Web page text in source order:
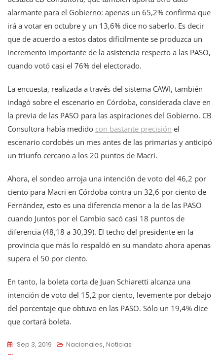
alarmante para el Gobierno: apenas un 65,2% confirma que
irá a votar en octubre y un 13,6% dice no saberlo. Es decir
que de acuerdo a estos datos difícilmente se produzca un
incremento importante de la asistencia respecto a las PASO,
cuando votó casi el 76% del electorado.
La encuesta, realizada a través del sistema CAWI, también
indagó sobre el escenario en Córdoba, considerada clave en
la previa de las PASO para las aspiraciones del Gobierno. CB
Consultora había medido con bastante precisión el
escenario cordobés un mes antes de las primarias y anticipó
un triunfo cercano a los 20 puntos de Macri.
Ahora, el sondeo arroja una intención de voto del 46,2 por
ciento para Macri en Córdoba contra un 32,6 por ciento de
Fernández, esto es una diferencia menor a la de las PASO
cuando Juntos por el Cambio sacó casi 18 puntos de
diferencia (48,18 a 30,39). El techo del presidente en la
provincia que más lo respaldó en su mandato ahora apenas
supera el 50 por ciento.
En tanto, la boleta corta de Juan Schiaretti alcanza una
intención de voto del 15,2 por ciento, levemente por debajo
del porcentaje que obtuvo en las PASO. Sólo un 19,4% dice
que cortará boleta.
Sep 3, 2019 Nacionales, Noticias